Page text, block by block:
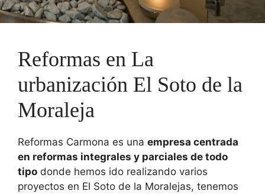
Reformas en La
urbanización El Soto de la
Moraleja
Reformas Carmona es una empresa centrada
en reformas integrales y parciales de todo
tipo donde hemos ido realizando varios
proyectos en El Soto de la Moralejas, tenemos